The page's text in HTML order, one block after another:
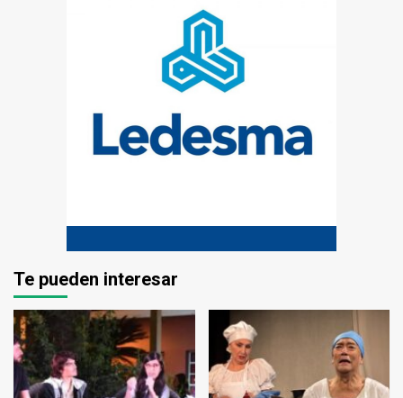
Te pueden interesar